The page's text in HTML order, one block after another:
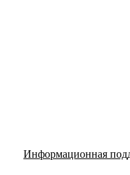
Информационная